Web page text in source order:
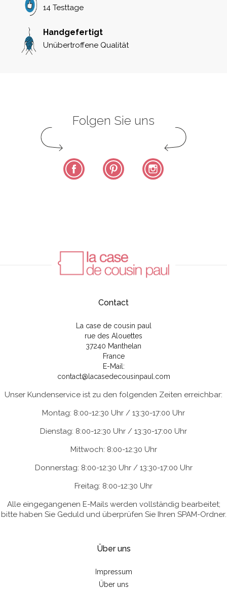
14 Testtage
Handgefertigt
Unübertroffene Qualität
Folgen Sie uns
Facebook Pinterest
Contact
La case de cousin paul
rue des Alouettes
37240 Manthelan
France
E-Mail:
contact@lacasedecousinpaul.com
Unser Kundenservice ist zu den folgenden Zeiten erreichbar:
Montag: 8:00-12:30 Uhr / 13:30-17:00 Uhr
Dienstag: 8:00-12:30 Uhr / 13:30-17:00 Uhr
Mittwoch: 8:00-12:30 Uhr
Donnerstag: 8:00-12:30 Uhr / 13:30-17:00 Uhr
Freitag: 8:00-12:30 Uhr
Alle eingegangenen E-Mails werden vollständig bearbeitet;
bitte haben Sie Geduld und überprüfen Sie Ihren SPAM-Ordner.
Über uns
Impressum
Über uns